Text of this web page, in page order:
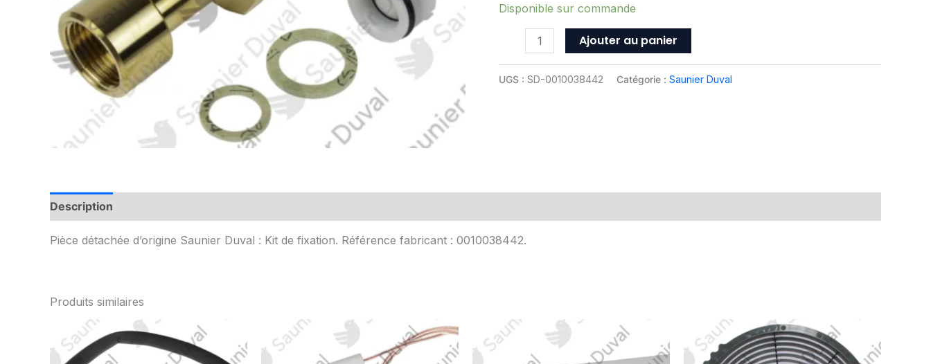
Disponible sur commande
-
0010038442
Ajouter au panier
UGS : SD-0010038442 Catégorie : Saunier Duval
Description
Pièce détachée d’origine Saunier Duval : Kit de fixation. Référence fabricant : 0010038442.
Produits similaires